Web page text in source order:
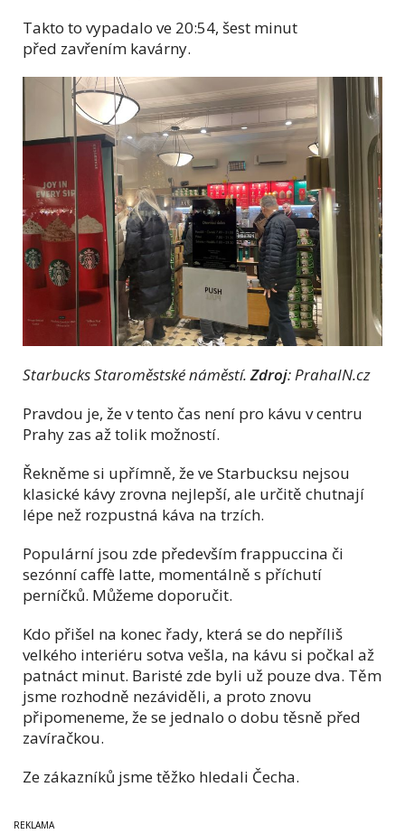
Takto to vypadalo ve 20:54, šest minut
před zavřením kavárny.
Starbucks Staroměstské náměstí.Zdroj: PrahaIN.cz
Pravdou je, že v tento čas není pro kávu v centru
Prahy zas až tolik možností.
Řekněme si upřímně, že ve Starbucksu nejsou
klasické kávy zrovna nejlepší, ale určitě chutnají
lépe než rozpustná káva na trzích.
Populární jsou zde především frappuccina či
sezónní caffè latte, momentálně s příchutí
perníčků. Můžeme doporučit.
Kdo přišel na konec řady, která se do nepříliš
velkého interiéru sotva vešla, na kávu si počkal až
patnáct minut. Baristé zde byli už pouze dva. Těm
jsme rozhodně nezáviděli, a proto znovu
připomeneme, že se jednalo o dobu těsně před
zavíračkou.
Ze zákazníků jsme těžko hledali Čecha.